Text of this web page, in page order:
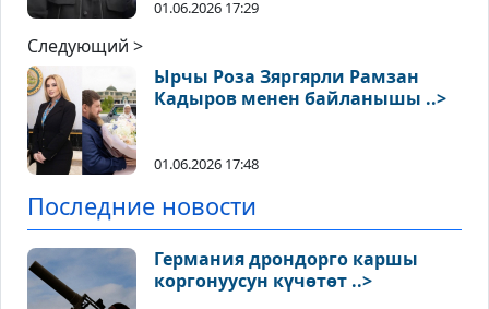
01.06.2026 17:29
Следующий >
Ырчы Роза Зяргярли Рамзан
Кадыров менен байланышы ..>
01.06.2026 17:48
Последние новости
Германия дрондорго каршы
коргонуусун күчөтөт ..>